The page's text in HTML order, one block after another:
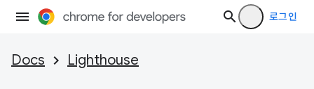
로그인
Docs Lighthouse